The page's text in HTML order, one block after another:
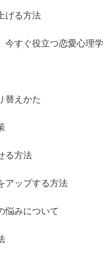
げる方法
今すぐ役立つ恋愛心理学
替えかた
る方法
アップする方法
悩みについて